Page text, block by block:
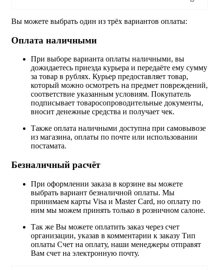
Вы можете выбрать один из трёх вариантов оплаты:
Оплата наличными
При выборе варианта оплаты наличными, вы
дожидаетесь приезда курьера и передаёте ему сумму
за товар в рублях. Курьер предоставляет товар,
который можно осмотреть на предмет повреждений,
соответствие указанным условиям. Покупатель
подписывает товаросопроводительные документы,
вносит денежные средства и получает чек.
Также оплата наличными доступна при самовывозе
из магазина, оплаты по почте или использовании
постамата.
Безналичный расчёт
При оформлении заказа в корзине вы можете
выбрать вариант безналичной оплаты. Мы
принимаем карты Visa и Master Card, но оплату по
ним мы можем принять только в розничном салоне.
Так же Вы можете оплатить заказ через счет
организации, указав в комментарии к заказу Тип
оплаты Счет на оплату, наши менеджеры отправят
Вам счет на электронную почту.